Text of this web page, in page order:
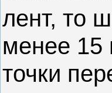
лент, то
менее 15
точки